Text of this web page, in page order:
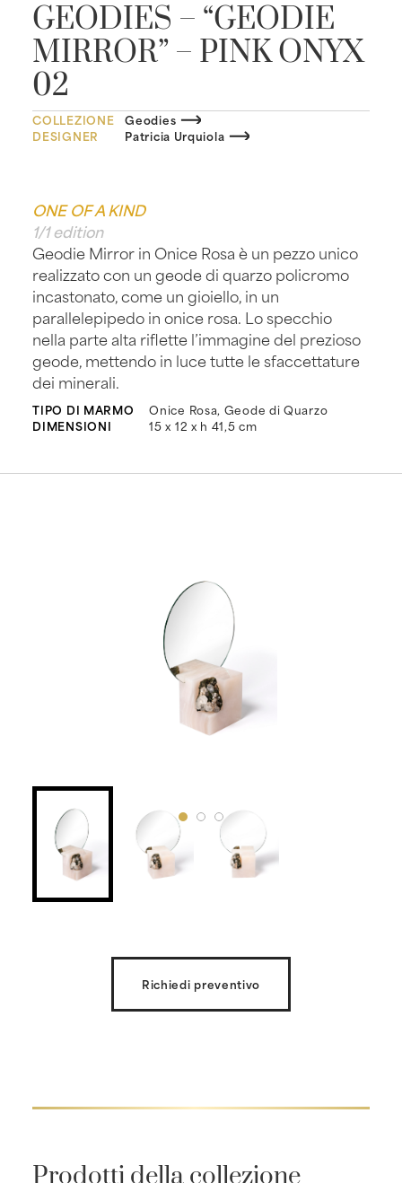
GEODIES – “GEODIE
MIRROR” – PINK ONYX
02
COLLEZIONE
Geodies
DESIGNER
Patricia Urquiola
ONE OF A KIND
1/1 edition
Geodie Mirror in Onice Rosa è un pezzo unico
realizzato con un geode di quarzo policromo
incastonato, come un gioiello, in un
parallelepipedo in onice rosa. Lo specchio
nella parte alta riflette l’immagine del prezioso
geode, mettendo in luce tutte le sfaccettature
dei minerali.
TIPO DI MARMO
Onice Rosa, Geode di Quarzo
DIMENSIONI
15 x 12 x h 41,5 cm
Richiedi preventivo
Prodotti della collezione